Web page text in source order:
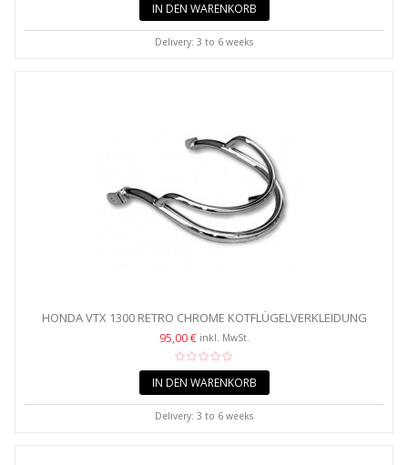
IN DEN WARENKORB
Delivery: 3 to 6 weeks
HONDA VTX 1300 RETRO CHROME KOTFLÜGELVERKLEIDUNG
VORNE
95,00 € inkl. MwSt.
IN DEN WARENKORB
Delivery: 3 to 6 weeks